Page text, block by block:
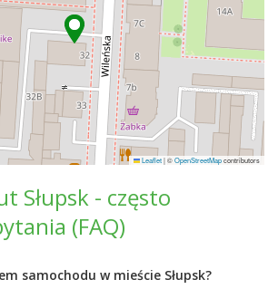
Leaflet|©OpenStreetMapcontributors
Słupsk - często
(FAQ)
samochodu w mieście Słupsk?